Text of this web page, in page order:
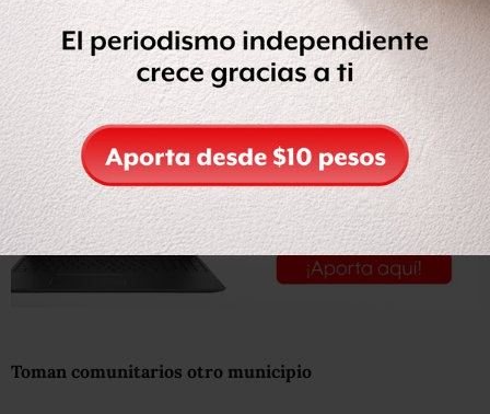
Toman comunitarios otro municipio